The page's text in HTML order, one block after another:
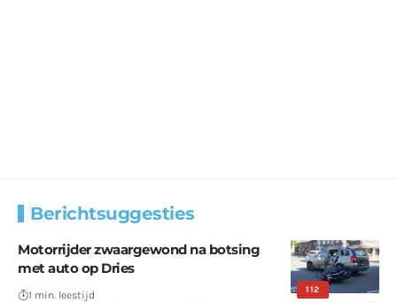
Berichtsuggesties
112
Motorrijder zwaargewond na botsing
met auto op Dries
1 min. leestijd